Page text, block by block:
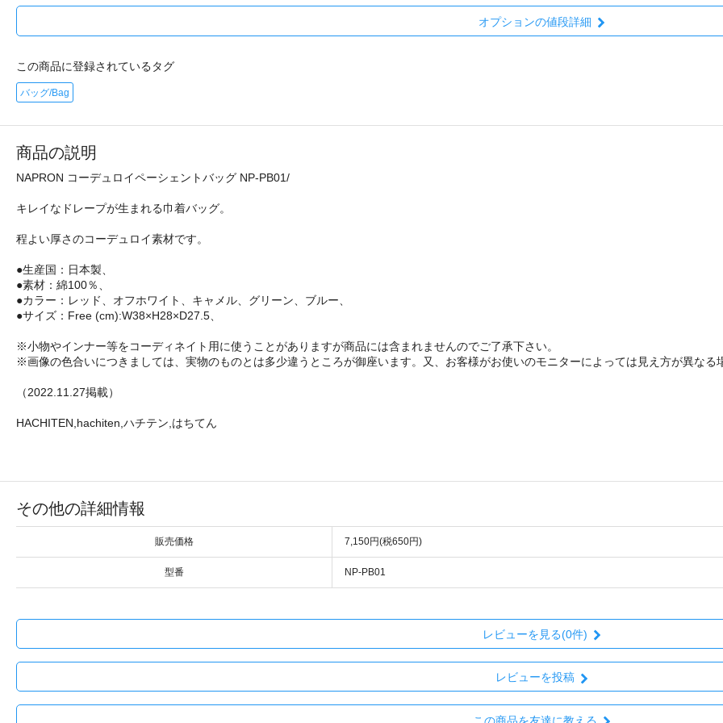
オプションの値段詳細
この商品に登録されているタグ
バッグ/Bag
商品の説明
NAPRON コーデュロイペーシェントバッグ NP-PB01/
キレイなドレープが生まれる巾着バッグ。
程よい厚さのコーデュロイ素材です。
●生産国：日本製、
●素材：綿100％、
●カラー：レッド、オフホワイト、キャメル、グリーン、ブルー、
●サイズ：Free (cm):W38×H28×D27.5、
※小物やインナー等をコーディネイト用に使うことがありますが商品には含まれませんのでご了承下さい。
※画像の色合いにつきましては、実物のものとは多少違うところが御座います。又、お客様がお使いのモニターによっては見え方が異なる
（2022.11.27掲載）
HACHITEN,hachiten,ハチテン,はちてん
その他の詳細情報
販売価格 7,150円(税650円)
型番 NP-PB01
レビューを見る(0件)
レビューを投稿
この商品を友達に教える